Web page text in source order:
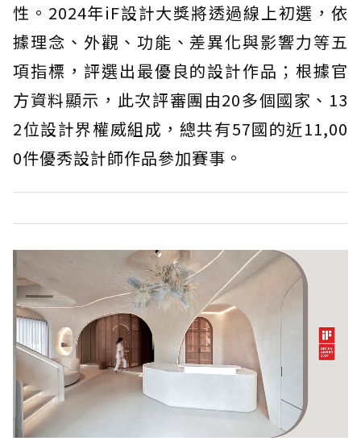
性。2024年iF設計大獎將透過線上初選，依
據理念、外觀、功能、差異化與影響力等五
項指標，評選出最優良的設計作品；根據官
方資料顯示，此次評審團由20多個國家、13
2位設計界權威組成，總共有57國的近11,00
0件優秀設計師作品參加賽事。